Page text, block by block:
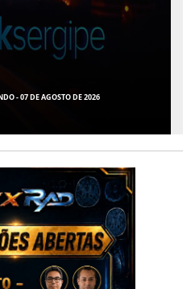
- 07 DE AGOSTO DE 2026